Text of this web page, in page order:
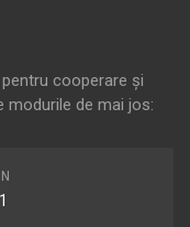
cooperare și
modurile de mai jos: